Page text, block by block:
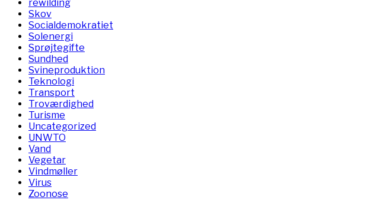
rewilding
Skov
Socialdemokratiet
Solenergi
Sprøjtegifte
Sundhed
Svineproduktion
Teknologi
Transport
Troværdighed
Turisme
Uncategorized
UNWTO
Vand
Vegetar
Vindmøller
Virus
Zoonose